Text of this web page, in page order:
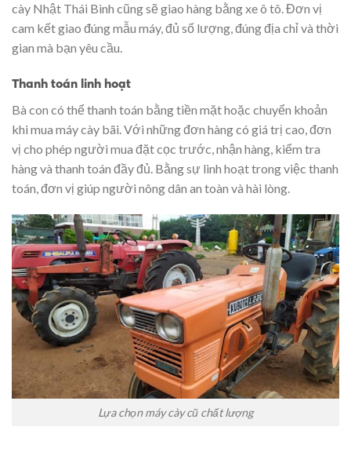
cày Nhật Thái Bình cũng sẽ giao hàng bằng xe ô tô. Đơn vị
cam kết giao đúng mẫu máy, đủ số lượng, đúng địa chỉ và thời
gian mà bạn yêu cầu.
Thanh toán linh hoạt
Bà con có thể thanh toán bằng tiền mặt hoặc chuyển khoản
khi mua máy cày bãi. Với những đơn hàng có giá trị cao, đơn
vị cho phép người mua đặt cọc trước, nhận hàng, kiểm tra
hàng và thanh toán đầy đủ. Bằng sự linh hoạt trong việc thanh
toán, đơn vị giúp người nông dân an toàn và hài lòng.
Lựa chọn máy cày cũ chất lượng